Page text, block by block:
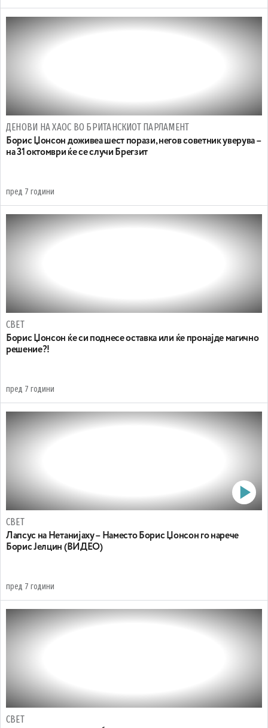
ДЕНОВИ НА ХАОС ВО БРИТАНСКИОТ ПАРЛАМЕНТ
Борис Џонсон доживеа шест порази, негов советник уверува –
на 31 октомври ќе се случи Брегзит
пред 7 години
СВЕТ
Борис Џонсон ќе си поднесе оставка или ќе пронајде магично
решение?!
пред 7 години
СВЕТ
Лапсус на Нетанијаху – Наместо Борис Џонсон го нарече
Борис Јелцин (ВИДЕО)
пред 7 години
СВЕТ